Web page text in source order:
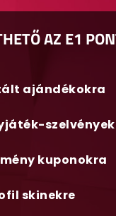
AZ E1
ajándékokra
kuponokra
skinekre